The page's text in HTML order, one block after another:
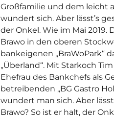
Großfamilie und dem leicht
wundert sich. Aber lässt’s
der Onkel. Wie im Mai 2019.
Brawo in den oberen
bankeigenen „BraWoPark“
„Überland“. Mit Starkoch
Ehefrau des Bankchefs als
betreibenden „BG Gastro
wundert man sich. Aber
Brawo? So ist er halt, der